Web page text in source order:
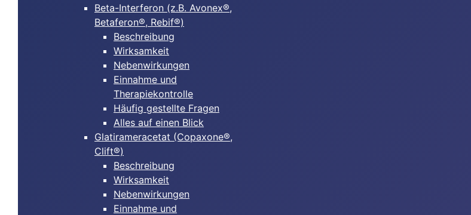
Beta-Interferon (z.B. Avonex®,
Betaferon®, Rebif®)
Beschreibung
Wirksamkeit
Nebenwirkungen
Einnahme und
Therapiekontrolle
Häufig gestellte Fragen
Alles auf einen Blick
Glatirameracetat (Copaxone®,
Clift®)
Beschreibung
Wirksamkeit
Nebenwirkungen
Einnahme und